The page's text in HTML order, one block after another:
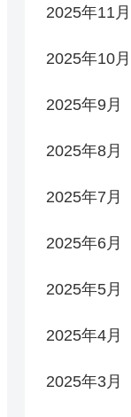
2025年11月
2025年10月
2025年9月
2025年8月
2025年7月
2025年6月
2025年5月
2025年4月
2025年3月